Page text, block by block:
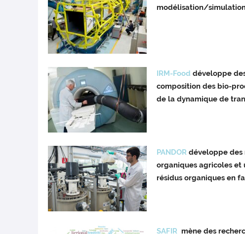
modélisation/
IRM-Food développe
composition des bio-
de la dynamique de
PANDORdéveloppe
organiques agricoles et
résidus organiques en
SAFIR mène des